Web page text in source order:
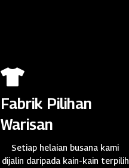

Fabrik Pilihan
Warisan
Setiap helaian busana kami
dijalin daripada kain-kain terpilih